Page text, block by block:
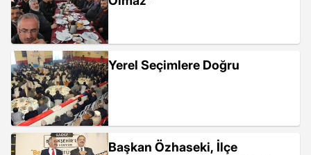
Yerel Seçimlere Doğru
Başkan Özhaseki, İlçe